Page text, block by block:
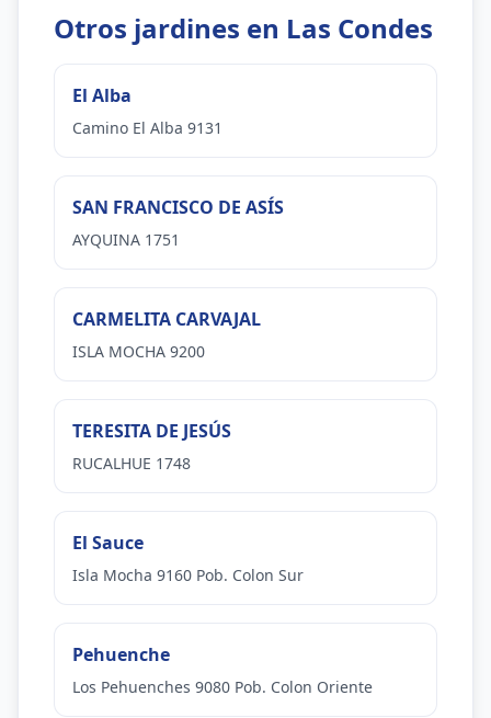
Otros jardines en Las Condes
El Alba
Camino El Alba 9131
SAN FRANCISCO DE ASÍS
AYQUINA 1751
CARMELITA CARVAJAL
ISLA MOCHA 9200
TERESITA DE JESÚS
RUCALHUE 1748
El Sauce
Isla Mocha 9160 Pob. Colon Sur
Pehuenche
Los Pehuenches 9080 Pob. Colon Oriente